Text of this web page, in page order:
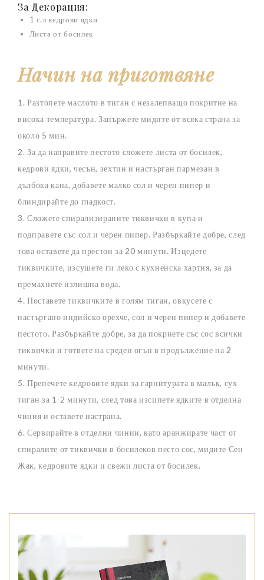
За Декорация:
1 с.л кедрови ядки
Листа от босилек
Начин на приготвяне
1. Разтопете маслото в тиган с незалепващо покритие на
висока температура. Запържете мидите от всяка страна за
около 5 мин.
2. За да направите пестото сложете листа от босилек,
кедрови ядки, чесън, зехтин и настърган пармезан в
дълбока кана, добавете малко сол и черен пипер и
блиндирайте до гладкост.
3. Сложете спирализираните тиквички в купа и
подправете със сол и черен пипер. Разбъркайте добре, след
това оставете да престои за 20 минути. Изцедете
тиквичките, изсушете ги леко с кухненска хартия, за да
премахнете излишна вода.
4. Поставете тиквичките в голям тиган, овкусете с
настъргано индийско орехче, сол и черен пипер и добавете
пестото. Разбъркайте добре, за да покриете със сос всички
тиквички и гответе на среден огън в продължение на 2
минути.
5. Препечете кедровите ядки за гарнитурата в малък, сух
тиган за 1-2 минути, след това изсипете ядките в отделна
чиния и оставете настрана.
6. Сервирайте в отделни чинии, като аранжирате част от
спиралите от тиквички в босилеков песто сос, мидите Сен
Жак, кедровите ядки и свежи листа от босилек.